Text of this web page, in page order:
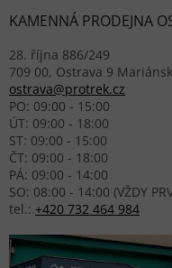
KAMENNÁ PRODEJNA
28. října 886/249
709 00, Ostrava 9
ostrava@protrek.cz
PO: 09:00 - 15:00
ÚT: 09:00 - 18:00
ST: 09:00 - 15:00
ČT: 09:00 - 18:00
PÁ: 09:00 - 14:00
SO: 08:00 - 14:00 (VŽDY
tel.: +420 732 464 984